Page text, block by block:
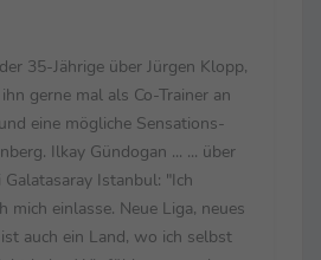
35-Jährige über Jürgen Klopp,
gerne mal als Co-Trainer an
eine mögliche Sensations-
Ilkay Gündogan ... ... über
Galatasaray Istanbul: "Ich
mich einlasse. Neue Liga, neues
auch ein Land, wo ich selbst